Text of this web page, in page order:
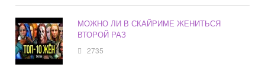
МОЖНО ЛИ В СКАЙРИМЕ ЖЕНИТЬСЯ
ВТОРОЙ РАЗ
2735